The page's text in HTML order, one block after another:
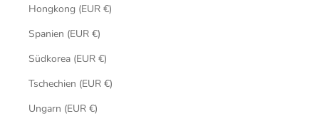
Hongkong (EUR €)
Spanien (EUR €)
Südkorea (EUR €)
Tschechien (EUR €)
Ungarn (EUR €)